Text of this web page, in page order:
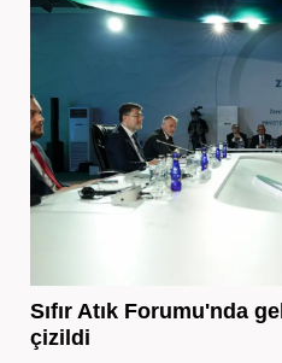
Sıfır Atık Forumu'nda
çizildi